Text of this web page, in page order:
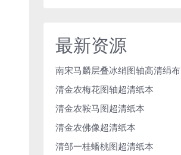
最新资源
南宋马麟层叠冰绡图轴高清绢布
清金农梅花图轴超清纸本
清金农鞍马图超清纸本
清金农佛像超清纸本
清邹一桂蟠桃图超清纸本